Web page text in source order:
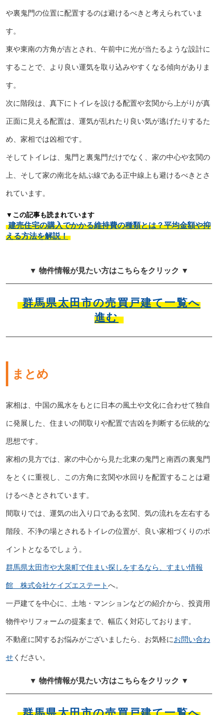
や裏鬼門の位置に配置するのは避けるべきと考えられていま
す。
東や東南の方角が吉とされ、午前中に光が当たるような設計に
することで、より良い運気を取り込みやすくなる傾向がありま
す。
次に階段は、真下にトイレを設ける配置や玄関から上がりが真
正面に見える配置は、運気が乱れたり良い気が逃げたりするた
め、家相では凶相です。
そしてトイレは、鬼門と裏鬼門だけでなく、家の中心や玄関の
上、そして家の南北を結ぶ線である正中線上も避けるべきとさ
れています。
▼この記事も読まれています
建売住宅の購入でかかる維持費の種類とは？平均金額や抑
える方法を解説！
▼ 物件情報が見たい方はこちらをクリック ▼
群馬県太田市の売買戸建て一覧へ
進む
まとめ
家相は、中国の風水をもとに日本の風土や文化に合わせて独自
に発展した、住まいの間取りや配置で吉凶を判断する伝統的な
思想です。
家相の見方では、家の中心から見た北東の鬼門と南西の裏鬼門
をとくに重視し、この方角に玄関や水回りを配置することは避
けるべきとされています。
間取りでは、運気の出入り口である玄関、気の流れを左右する
階段、不浄の場とされるトイレの位置が、良い家相づくりのポ
イントとなるでしょう。
群馬県太田市や大泉町で住まい探しをするなら、すまい情報
館 株式会社ケイズエステートへ。
一戸建てを中心に、土地・マンションなどの紹介から、投資用
物件やリフォームの提案まで、幅広く対応しております。
不動産に関するお悩みがございましたら、お気軽にお問い合わ
せください。
▼ 物件情報が見たい方はこちらをクリック ▼